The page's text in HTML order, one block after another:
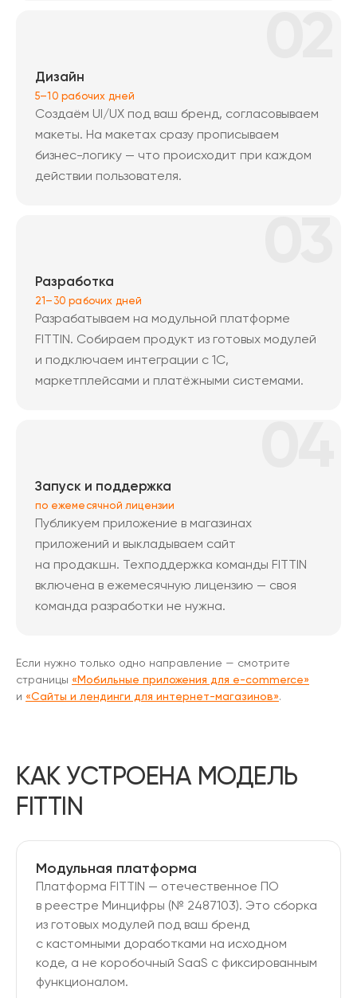
Дизайн
5–10 рабочих дней
Создаём UI/UX под ваш бренд, согласовываем
макеты. На макетах сразу прописываем
бизнес-логику — что происходит при каждом
действии пользователя.
Разработка
21–30 рабочих дней
Разрабатываем на модульной платформе
FITTIN. Собираем продукт из готовых модулей
и подключаем интеграции с 1С,
маркетплейсами и платёжными системами.
Запуск и поддержка
по ежемесячной лицензии
Публикуем приложение в магазинах
приложений и выкладываем сайт
на продакшн. Техподдержка команды FITTIN
включена в ежемесячную лицензию — своя
команда разработки не нужна.
Если нужно только одно направление — смотрите
страницы «Мобильные приложения для e-commerce»
и «Сайты и лендинги для интернет-магазинов».
КАК УСТРОЕНА МОДЕЛЬ
FITTIN
Модульная платформа
Платформа FITTIN — отечественное ПО
в реестре Минцифры (№ 2487103). Это сборка
из готовых модулей под ваш бренд
с кастомными доработками на исходном
коде, а не коробочный SaaS с фиксированным
функционалом.